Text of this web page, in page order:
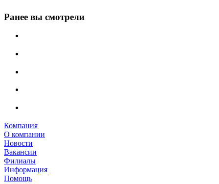
Ранее вы смотрели
Компания
О компании
Новости
Вакансии
Филиалы
Информация
Помощь